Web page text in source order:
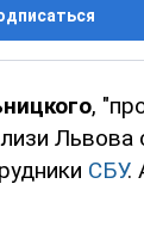
,
СБУ.